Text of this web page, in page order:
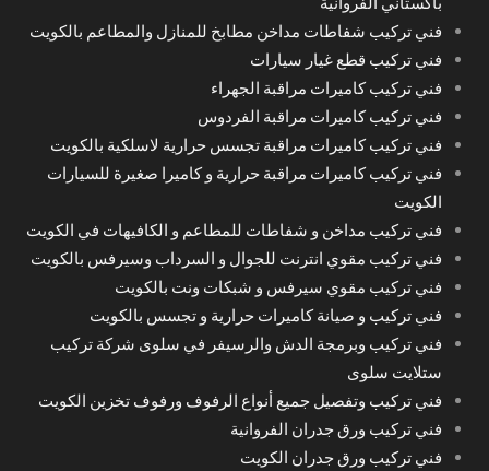
فني تركيب شفاطات مداخن مطابخ للمنازل والمطاعم بالكويت
فني تركيب قطع غيار سيارات
فني تركيب كاميرات مراقبة الجهراء
فني تركيب كاميرات مراقبة الفردوس
فني تركيب كاميرات مراقبة تجسس حرارية لاسلكية بالكويت
فني تركيب كاميرات مراقبة حرارية و كاميرا صغيرة للسيارات
الكويت
فني تركيب مداخن و شفاطات للمطاعم و الكافيهات في الكويت
فني تركيب مقوي انترنت للجوال و السرداب وسيرفس بالكويت
فني تركيب مقوي سيرفس و شبكات ونت بالكويت
فني تركيب و صيانة كاميرات حرارية و تجسس بالكويت
فني تركيب وبرمجة الدش والرسيفر في سلوى شركة تركيب
ستلايت سلوى
فني تركيب وتفصيل جميع أنواع الرفوف ورفوف تخزين الكويت
فني تركيب ورق جدران الفروانية
فني تركيب ورق جدران الكويت